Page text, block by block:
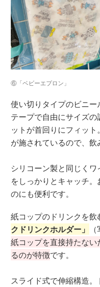
⑥「ベビーエプロン」
使い切りタイプのビニ
テープで自由にサイズ
ットが首回りにフィッ
が施されているので、飲
シリコーン製と同じく
をしっかりとキャッチ
のにも便利です。
紙コップのドリンクを飲
クドリンクホルダー」
紙コップを直接持たな
るのが特徴です。
スライド式で伸縮構造